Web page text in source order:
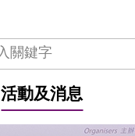
活動及消息